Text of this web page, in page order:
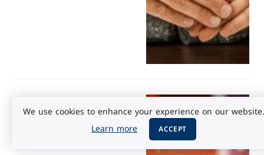
الصين تفجر مفاجأة وترامب
يرد: حرب المعادن النادرة
We use cookies to enhance your experience on our website.
Learn more
ACCEPT